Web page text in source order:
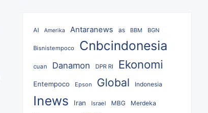
AI Amerika Antaranews as BBM BGN
Bisnistempoco Cnbcindonesia
cuan Danamon DPR RI Ekonomi
Entempoco Epson Global Indonesia
Inews Iran Israel MBG Merdeka